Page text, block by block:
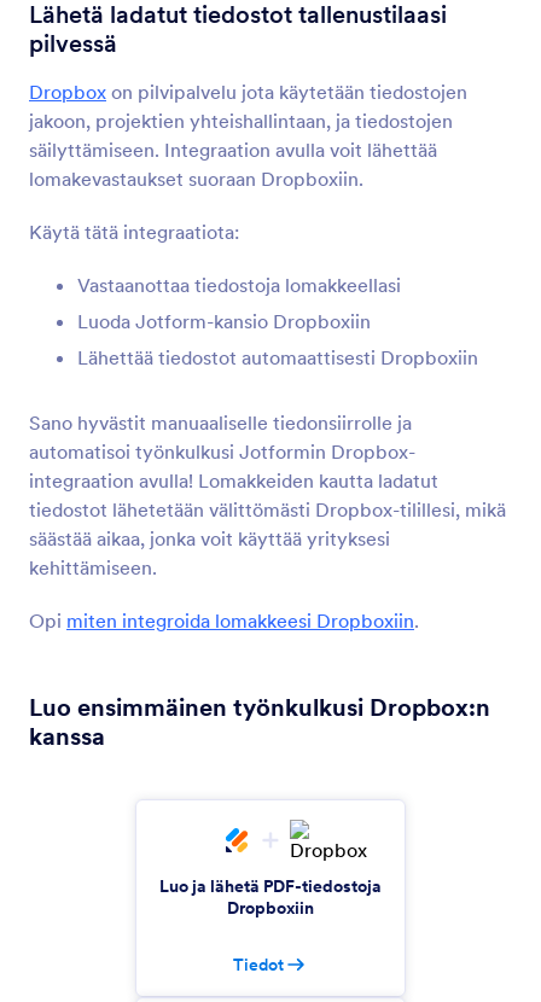
Lähetä ladatut tiedostot tallenustilaasi
pilvessä
Dropbox on pilvipalvelu jota käytetään tiedostojen
jakoon, projektien yhteishallintaan, ja tiedostojen
säilyttämiseen. Integraation avulla voit lähettää
lomakevastaukset suoraan Dropboxiin.
Käytä tätä integraatiota:
Vastaanottaa tiedostoja lomakkeellasi
Luoda Jotform-kansio Dropboxiin
Lähettää tiedostot automaattisesti Dropboxiin
Sano hyvästit manuaaliselle tiedonsiirrolle ja
automatisoi työnkulkusi Jotformin Dropbox-
integraation avulla! Lomakkeiden kautta ladatut
tiedostot lähetetään välittömästi Dropbox-tilillesi, mikä
säästää aikaa, jonka voit käyttää yrityksesi
kehittämiseen.
Opi miten integroida lomakkeesi Dropboxiin.
Luo ensimmäinen työnkulkusi Dropbox:n
kanssa
Luo ja lähetä PDF-tiedostoja
Dropboxiin
Tiedot
Lomakeintegraatiot Tiedostojenjako & tallennus
Tiedostojenjako &
tallennusintegraatiot
24 integraatiota
Uusin
Google Drive
Synkronoi tiedostolataukset ja lomakevastaukset
Dropbox
Lähetä ladatut tiedostot tallenustilaasi pilvessä
OneDrive
OneDriveen
Laatikko
Lähetä lomakevastaukset ja tiedostolataukset
palvelimellesi automaattisesti
Lähetä vastauksia yrityksesi